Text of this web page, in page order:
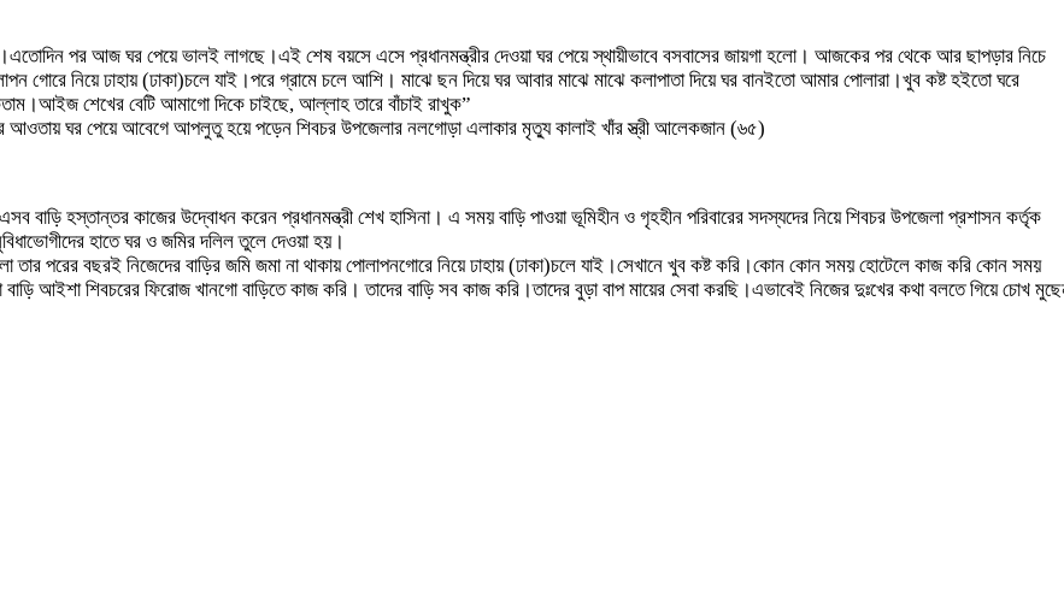
পর আজ ঘর পেয়ে ভালই লাগছে।এই শেষ বয়সে এসে প্রধানমন্ত্রীর দেওয়া ঘর পেয়ে স্থায়ীভাবে বসবাসের জায়গা হলো। আজকের পর থেকে আর ছাপড়ার নিচে
গোরে নিয়ে ঢাহায় (ঢাকা)চলে যাই।পরে গ্রামে চলে আশি। মাঝে ছন দিয়ে ঘর আবার মাঝে মাঝে কলাপাতা দিয়ে ঘর বানইতো আমার পোলারা।খুব কষ্ট হইতো ঘরে
শেখের বেটি আমাগো দিকে চাইছে, আল্লাহ তারে বাঁচাই রাখুক”
এর আওতায় ঘর পেয়ে আবেগে আপলুতু হয়ে পড়েন শিবচর উপজেলার নলগোড়া এলাকার মৃত্যু কালাই খাঁর স্ত্রী আলেকজান (৬৫)
বাড়ি হস্তান্তর কাজের উদ্বোধন করেন প্রধানমন্ত্রী শেখ হাসিনা। এ সময় বাড়ি পাওয়া ভূমিহীন ও গৃহহীন পরিবারের সদস্যদের নিয়ে শিবচর উপজেলা প্রশাসন কর্তৃক
হাতে ঘর ও জমির দলিল তুলে দেওয়া হয়।
পরের বছরই নিজেদের বাড়ির জমি জমা না থাকায় পোলাপনগোরে নিয়ে ঢাহায় (ঢাকা)চলে যাই।সেখানে খুব কষ্ট করি।কোন কোন সময় হোটেলে কাজ করি কোন সময়
আইশা শিবচরের ফিরোজ খানগো বাড়িতে কাজ করি। তাদের বাড়ি সব কাজ করি।তাদের বুড়া বাপ মায়ের সেবা করছি।এভাবেই নিজের দুঃখের কথা বলতে গিয়ে চোখ